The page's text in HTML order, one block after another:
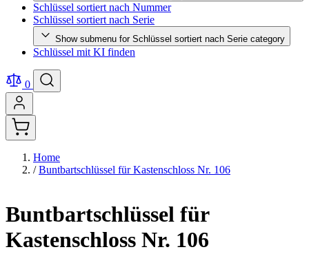
Schlüssel sortiert nach Nummer
Schlüssel sortiert nach Serie
Show submenu for Schlüssel sortiert nach Serie category
Schlüssel mit KI finden
0
Home
/ Buntbartschlüssel für Kastenschloss Nr. 106
Buntbartschlüssel für
Kastenschloss Nr. 106